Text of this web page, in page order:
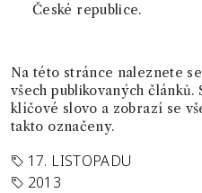
České republice.
Na této stránce naleznete
všech publikovaných
klíčové slovo a zobrazí se
takto označeny.
17. LISTOPADU
2013